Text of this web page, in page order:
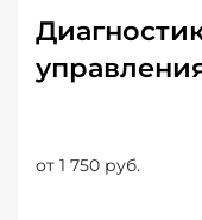
от 1 750 руб.